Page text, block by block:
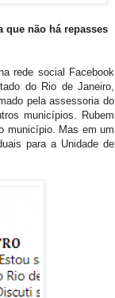
que não há repasses
rede social Facebook
do Rio de Janeiro,
pela assessoria do
municípios. Rubem
município. Mas em um
para a Unidade de